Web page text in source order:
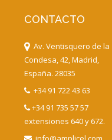
CONTACTO
Av. Ventisquero de la
Condesa, 42, Madrid,
España. 28035
+34 91 722 43 63
+34 91 735 57 57
extensiones 640 y 672.